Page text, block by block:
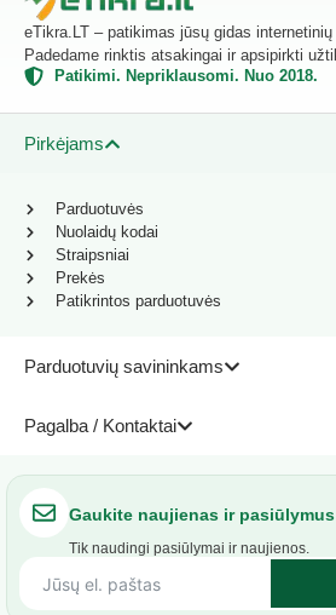
eTikra.LT – patikimas jūsų gidas
Padedame rinktis atsakingai ir apsipirkti
Patikimi. Nepriklausomi. Nuo 2018.
Pirkėjams
Parduotuvių savininkams
Pagalba / Kontaktai
Parduotuvės
Nuolaidų kodai
Straipsniai
Prekės
Patikrintos parduotuvės
Gaukite naujienas ir
Tik naudingi pasiūlymai ir naujienos.